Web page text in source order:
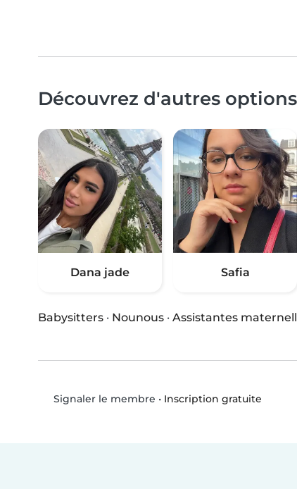
Découvrez d'autres
Dana jade Safia
Babysitters · Nounous · Assistantes
Signaler le membre • Inscription gratuite